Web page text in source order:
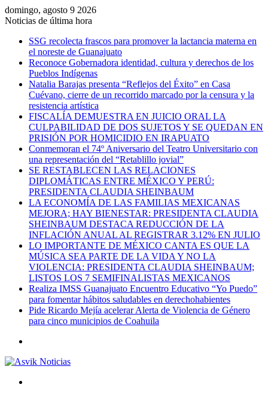
domingo, agosto 9 2026
Noticias de última hora
SSG recolecta frascos para promover la lactancia materna en
el noreste de Guanajuato
Reconoce Gobernadora identidad, cultura y derechos de los
Pueblos Indígenas
Natalia Barajas presenta “Reflejos del Éxito” en Casa
Cuévano, cierre de un recorrido marcado por la censura y la
resistencia artística
FISCALÍA DEMUESTRA EN JUICIO ORAL LA
CULPABILIDAD DE DOS SUJETOS Y SE QUEDAN EN
PRISIÓN POR HOMICIDIO EN IRAPUATO
Conmemoran el 74º Aniversario del Teatro Universitario con
una representación del “Retablillo jovial”
SE RESTABLECEN LAS RELACIONES
DIPLOMÁTICAS ENTRE MÉXICO Y PERÚ:
PRESIDENTA CLAUDIA SHEINBAUM
LA ECONOMÍA DE LAS FAMILIAS MEXICANAS
MEJORA; HAY BIENESTAR: PRESIDENTA CLAUDIA
SHEINBAUM DESTACA REDUCCIÓN DE LA
INFLACIÓN ANUAL AL REGISTRAR 3.12% EN JULIO
LO IMPORTANTE DE MÉXICO CANTA ES QUE LA
MÚSICA SEA PARTE DE LA VIDA Y NO LA
VIOLENCIA: PRESIDENTA CLAUDIA SHEINBAUM;
LISTOS LOS 7 SEMIFINALISTAS MEXICANOS
Realiza IMSS Guanajuato Encuentro Educativo “Yo Puedo”
para fomentar hábitos saludables en derechohabientes
Pide Ricardo Mejía acelerar Alerta de Violencia de Género
para cinco municipios de Coahuila